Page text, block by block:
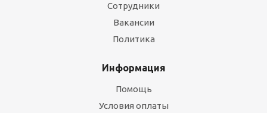
Сотрудники
Вакансии
Политика
Информация
Помощь
Условия оплаты